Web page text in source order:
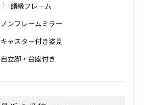
額縁フレーム
ノンフレームミラー
キャスター付き姿見
自立脚・台座付き